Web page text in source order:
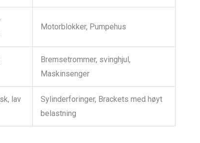
Motorblokker, Pumpehus
Bremsetrommer, svinghjul,
Maskinsenger
lav
Sylinderforinger, Brackets med høyt
belastning